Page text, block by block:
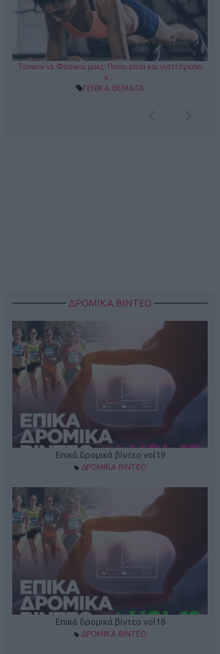
Τονικοί vs Φασικοί μύες: Ποιοι είναι και γιατί πρέπει
ν…
ΓΕΝΙΚΑ ΘΕΜΑΤΑ
ΔΡΟΜΙΚΑ ΒΙΝΤΕΟ
Επικά δρομικά βίντεο vol19
ΔΡΟΜΙΚΑ ΒΙΝΤΕΟ
Επικά δρομικά βίντεο vol18
ΔΡΟΜΙΚΑ ΒΙΝΤΕΟ